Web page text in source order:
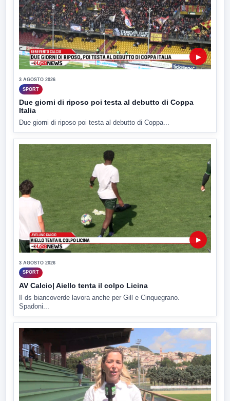
▶
3 AGOSTO 2026
SPORT
Due giorni di riposo poi testa al debutto di Coppa
Italia
Due giorni di riposo poi testa al debutto di Coppa...
▶
3 AGOSTO 2026
SPORT
AV Calcio| Aiello tenta il colpo Licina
Il ds biancoverde lavora anche per Gill e Cinquegrano.
Spadoni...